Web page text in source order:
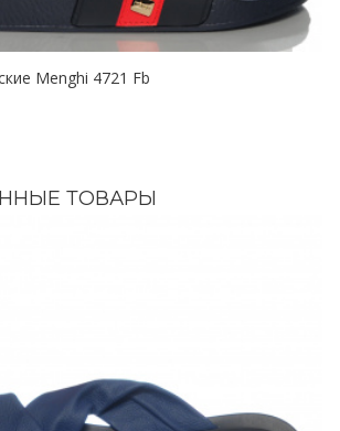
Menghi 4721 Fb
ТОВАРЫ